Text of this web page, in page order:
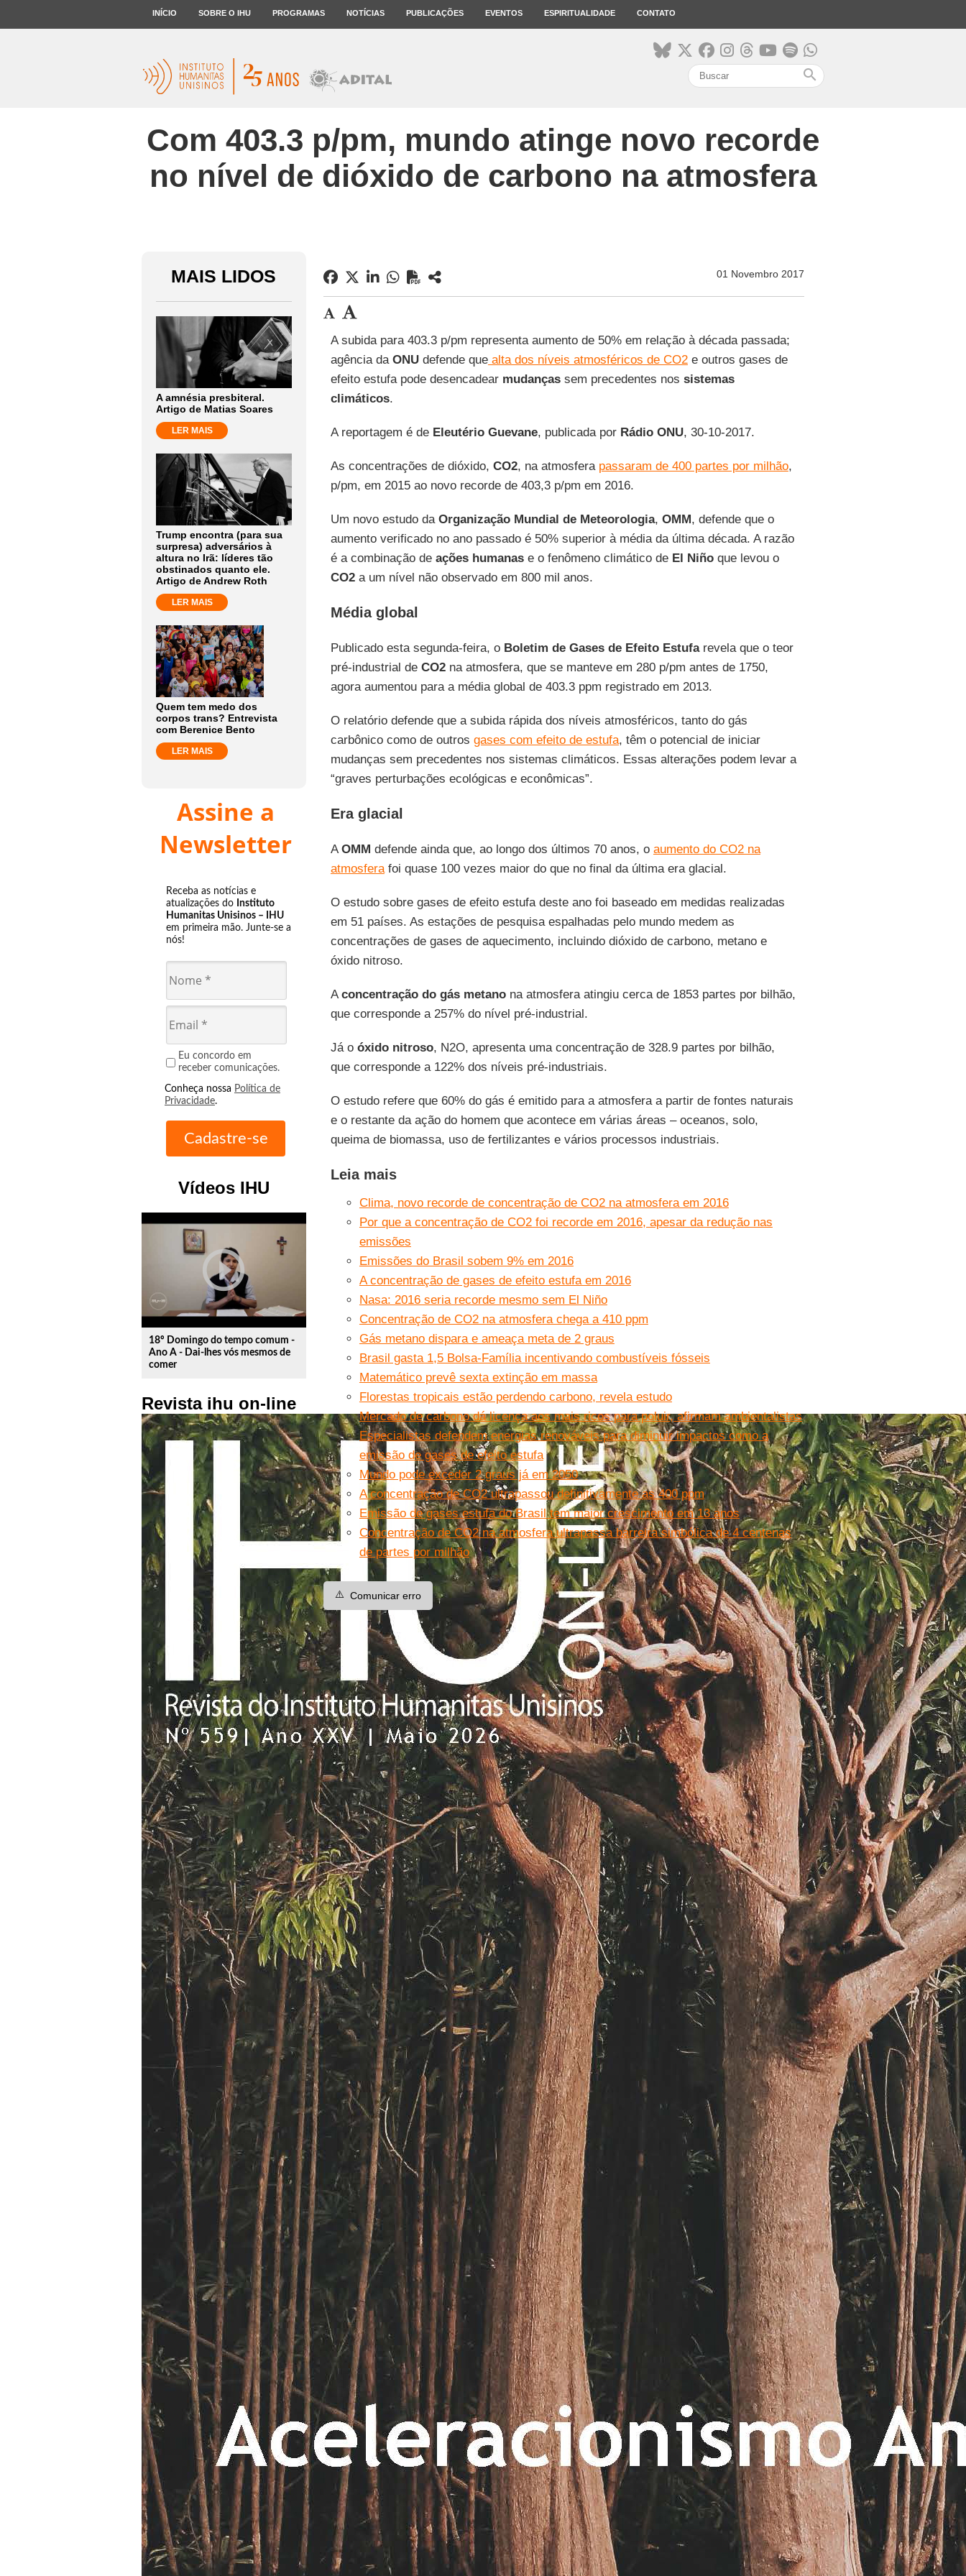
INÍCIO SOBRE O IHU PROGRAMAS NOTÍCIAS PUBLICAÇÕES EVENTOS ESPIRITUALIDADE CONTATO
search
Com 403.3 p/pm, mundo atinge novo recorde
no nível de dióxido de carbono na atmosfera
MAIS LIDOS
A amnésia presbiteral.
Artigo de Matias Soares
LER MAIS
Trump encontra (para sua
surpresa) adversários à
altura no Irã: líderes tão
obstinados quanto ele.
Artigo de Andrew Roth
LER MAIS
Quem tem medo dos
corpos trans? Entrevista
com Berenice Bento
LER MAIS
Assine a
Newsletter
Receba as notícias e
atualizações do Instituto
Humanitas Unisinos – IHU
em primeira mão. Junte-se a
nós!
Eu concordo em
receber comunicações.
Conheça nossa Política de
Privacidade.
Vídeos IHU
play_circle_outline
18º Domingo do tempo comum -
Ano A - Dai-lhes vós mesmos de
comer
Revista ihu on-line
01 Novembro 2017
A subida para 403.3 p/pm representa aumento de 50% em relação à década passada;
agência da ONUdefende quealta dos níveis atmosféricos de CO2e outros gases de
efeito estufa pode desencadear mudançassem precedentes nos sistemas
climáticos.
A reportagem é de Eleutério Guevane, publicada por Rádio ONU, 30-10-2017.
As concentrações de dióxido, CO2, na atmosfera passaram de 400 partes por milhão,
p/pm, em 2015 ao novo recorde de 403,3 p/pm em 2016.
Um novo estudo da Organização Mundial de Meteorologia, OMM, defende que o
aumento verificado no ano passado é 50% superior à média da última década. A razão
é a combinação de ações humanase o fenômeno climático de El Niñoque levou o
CO2a um nível não observado em 800 mil anos.
Média global
Publicado esta segunda-feira, o Boletim de Gases de Efeito Estufarevela que o teor
pré-industrial de CO2na atmosfera, que se manteve em 280 p/pm antes de 1750,
agora aumentou para a média global de 403.3 ppm registrado em 2013.
O relatório defende que a subida rápida dos níveis atmosféricos, tanto do gás
carbônico como de outros gases com efeito de estufa, têm o potencial de iniciar
mudanças sem precedentes nos sistemas climáticos. Essas alterações podem levar a
“graves perturbações ecológicas e econômicas”.
Era glacial
AOMM defende ainda que, ao longo dos últimos 70 anos, o aumento do CO2 na
atmosferafoi quase 100 vezes maior do que no final da última era glacial.
O estudo sobre gases de efeito estufa deste ano foi baseado em medidas realizadas
em 51 países. As estações de pesquisa espalhadas pelo mundo medem as
concentrações de gases de aquecimento, incluindo dióxido de carbono, metano e
óxido nitroso.
Aconcentração do gás metanona atmosfera atingiu cerca de 1853 partes por bilhão,
que corresponde a 257% do nível pré-industrial.
Já oóxido nitroso, N2O, apresenta uma concentração de 328.9 partes por bilhão,
que corresponde a 122% dos níveis pré-industriais.
O estudo refere que 60% do gás é emitido para a atmosfera a partir de fontes naturais
e o restante da ação do homem que acontece em várias áreas – oceanos, solo,
queima de biomassa, uso de fertilizantes e vários processos industriais.
Leia mais
Clima, novo recorde de concentração de CO2 na atmosfera em 2016
Por que a concentração de CO2 foi recorde em 2016, apesar da redução nas
emissões
Emissões do Brasil sobem 9% em 2016
A concentração de gases de efeito estufa em 2016
Nasa: 2016 seria recorde mesmo sem El Niño
Concentração de CO2 na atmosfera chega a 410 ppm
Gás metano dispara e ameaça meta de 2 graus
Brasil gasta 1,5 Bolsa-Família incentivando combustíveis fósseis
Matemático prevê sexta extinção em massa
Florestas tropicais estão perdendo carbono, revela estudo
Mercado de carbono dá licença aos mais ricos para poluir, afirmam ambientalistas
Especialistas defendem energias renováveis para diminuir impactos como a
emissão de gases de efeito estufa
Mundo pode exceder 2 graus já em 2050
A concentração de CO2 ultrapassou definitivamente as 400 ppm
Emissão de gases estufa do Brasil tem maior crescimento em 13 anos
Concentração de CO2 na atmosfera ultrapassa barreira simbólica de 4 centenas
de partes por milhão
⚠️ Comunicar erro